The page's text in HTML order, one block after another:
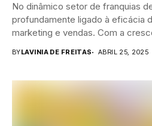
No dinâmico setor de franquias
profundamente ligado à eficácia
marketing e vendas. Com a
BYLAVINIA DE FREITAS ABRIL 25, 2025